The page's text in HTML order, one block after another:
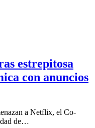
estrepitosa
con anuncios
a Netflix, el Co-
de…